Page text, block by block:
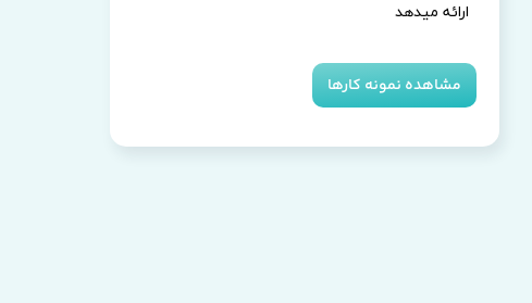
ارائه میدهد
مشاهده نمونه کارها